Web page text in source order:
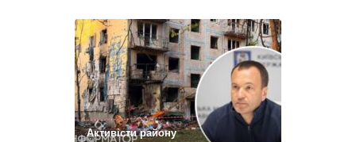
трохи більше ніж на 20%. За його словами, до
старту опалювального сезону …
Поділитися у соцмережах:
Активісти району